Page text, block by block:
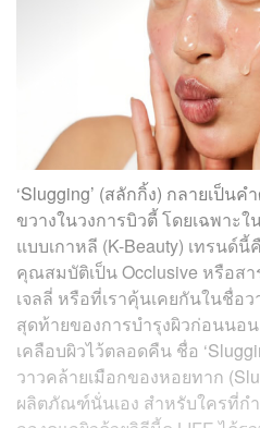
‘Slugging’ (สลักกิ้ง) กลายเป็น
ขวางในวงการบิวตี้ โดยเฉพาะ
แบบเกาหลี (K-Beauty) เทรน
คุณสมบัติเป็น Occlusive หรือสา
เจลลี่ หรือที่เราคุ้นเคยกันในชื่อ
สุดท้ายของการบำรุงผิวก่อนนอ
เคลือบผิวไว้ตลอดคืน ชื่อ
วาวคล้ายเมือกของหอยทาก
ผลิตภัณฑ์นั่นเอง สำหรับใครที่ก